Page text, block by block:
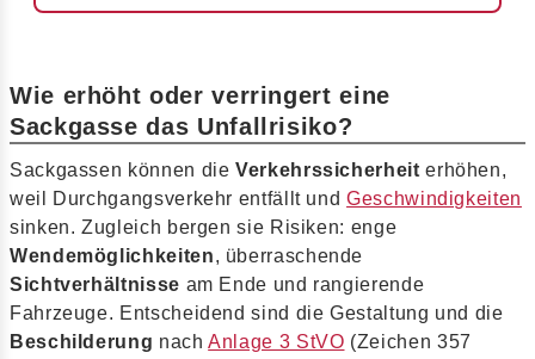
Wie erhöht oder verringert eine
Sackgasse das Unfallrisiko?
Sackgassen können dieVerkehrssicherheit erhöhen,
weil Durchgangsverkehr entfällt undGeschwindigkeiten
sinken. Zugleich bergen sie Risiken: enge
Wendemöglichkeiten, überraschende
Sichtverhältnisse am Ende und rangierende
Fahrzeuge. Entscheidend sind die Gestaltung und die
Beschilderung nachAnlage 3 StVO (Zeichen 357